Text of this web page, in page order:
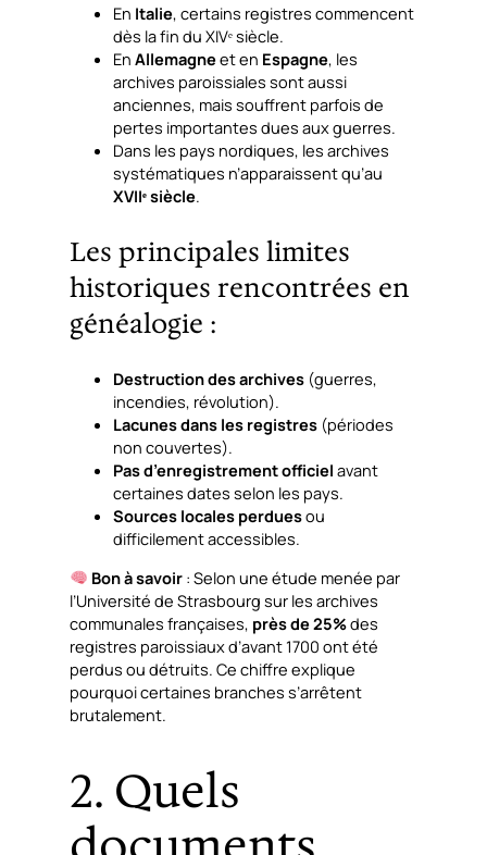
En Italie, certains registres commencent
dès la fin du XIVᵉ siècle.
EnAllemagneet en Espagne, les
archives paroissiales sont aussi
anciennes, mais souffrent parfois de
pertes importantes dues aux guerres.
Dans les pays nordiques, les archives
systématiques n’apparaissent qu’au
XVIIᵉ siècle.
Les principales limites
historiques rencontrées en
généalogie :
Destruction des archives (guerres,
incendies, révolution).
Lacunes dans les registres (périodes
non couvertes).
Pas d’enregistrement officiel avant
certaines dates selon les pays.
Sources locales perduesou
difficilement accessibles.
Bon à savoir: Selon une étude menée par
l’Université de Strasbourg sur les archives
communales françaises, près de 25%des
registres paroissiaux d’avant 1700 ont été
perdus ou détruits. Ce chiffre explique
pourquoi certaines branches s’arrêtent
brutalement.
2. Quels